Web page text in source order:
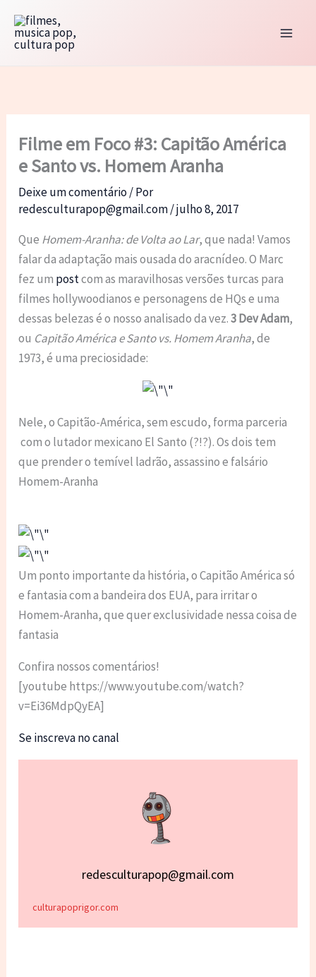
para
Filme em Foco #3: Capitão América
e Santo vs. Homem Aranha
Deixe um comentário/ Por
redesculturapop@gmail.com/julho 8, 2017
Que Homem-Aranha: de Volta ao Lar, que nada! Vamos
falar da adaptação mais ousada do aracnídeo. O Marc
fez um postcom as maravilhosas versões turcas para
filmes hollywoodianos e personagens de HQs e uma
dessas belezas é o nosso analisado da vez.3 Dev Adam,
ou Capitão América e Santo vs. Homem Aranha, de
1973, é uma preciosidade:
Nele, o Capitão-América, sem escudo, forma parceria
com o lutador mexicano El Santo (?!?). Os dois tem
que prender o temível ladrão, assassino e falsário
Homem-Aranha
Um ponto importante da história, o Capitão América só
e fantasia com a bandeira dos EUA, para irritar o
Homem-Aranha, que quer exclusividade nessa coisa de
fantasia
Confira nossos comentários!
[youtube https://www.youtube.com/watch?
v=Ei36MdpQyEA]
Se inscreva no canal
redesculturapop@gmail.com
culturapoprigor.com